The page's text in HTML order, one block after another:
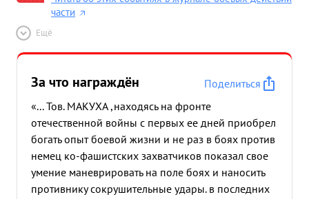
части
Ещё
За что награждён
Поделиться
«... Тов. МАКУХА ,находясь на фронте
отечественной войны с первых ее дней приобрел
богать опыт боевой жизни и не раз в боях против
немец ко-фашистских захватчиков показал свое
умение маневрировать на поле боях и наносить
противнику сокрушительные удары. в последних